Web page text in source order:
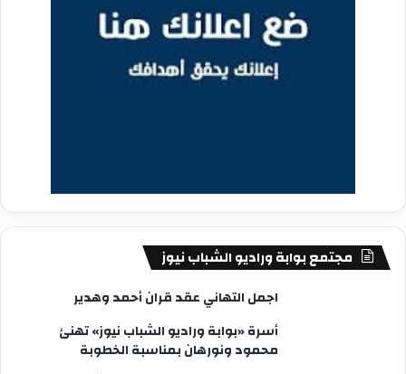
مجتمع بوابة وراديو الشباب نيوز
اجمل التهاني عقد قران أحمد وهدير
أسرة «بوابة وراديو الشباب نيوز» تهنئ
محمود ونورهان بمناسبة الخطوبة